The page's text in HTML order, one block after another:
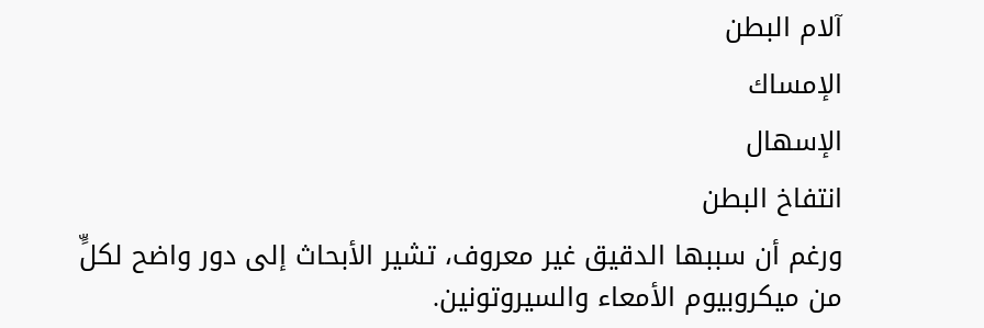
آلام البطن
الإمساك
الإسهال
انتفاخ البطن
ورغم أن سببها الدقيق غير معروف، تشير الأبحاث إلى دور واضح لكلٍّ
من ميكروبيوم الأمعاء والسيروتونين.